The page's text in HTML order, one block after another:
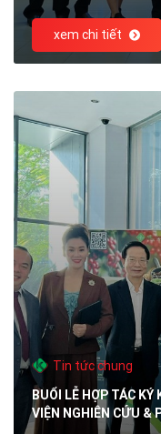
xem chi tiết
Tin tức chung
BUỔI LỄ HỢP TÁC
VIỆN NGHIÊN CỨU &